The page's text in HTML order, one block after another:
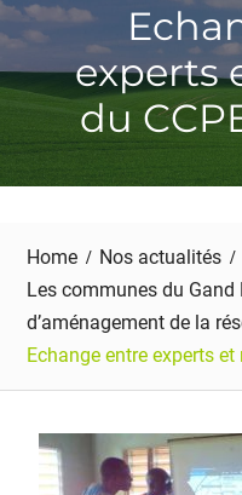
experts
du
Home
Nos actualités
Les communes du
d’aménagement de la
Echange entre experts